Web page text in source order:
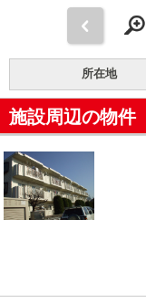
所在地
施設周辺の物件